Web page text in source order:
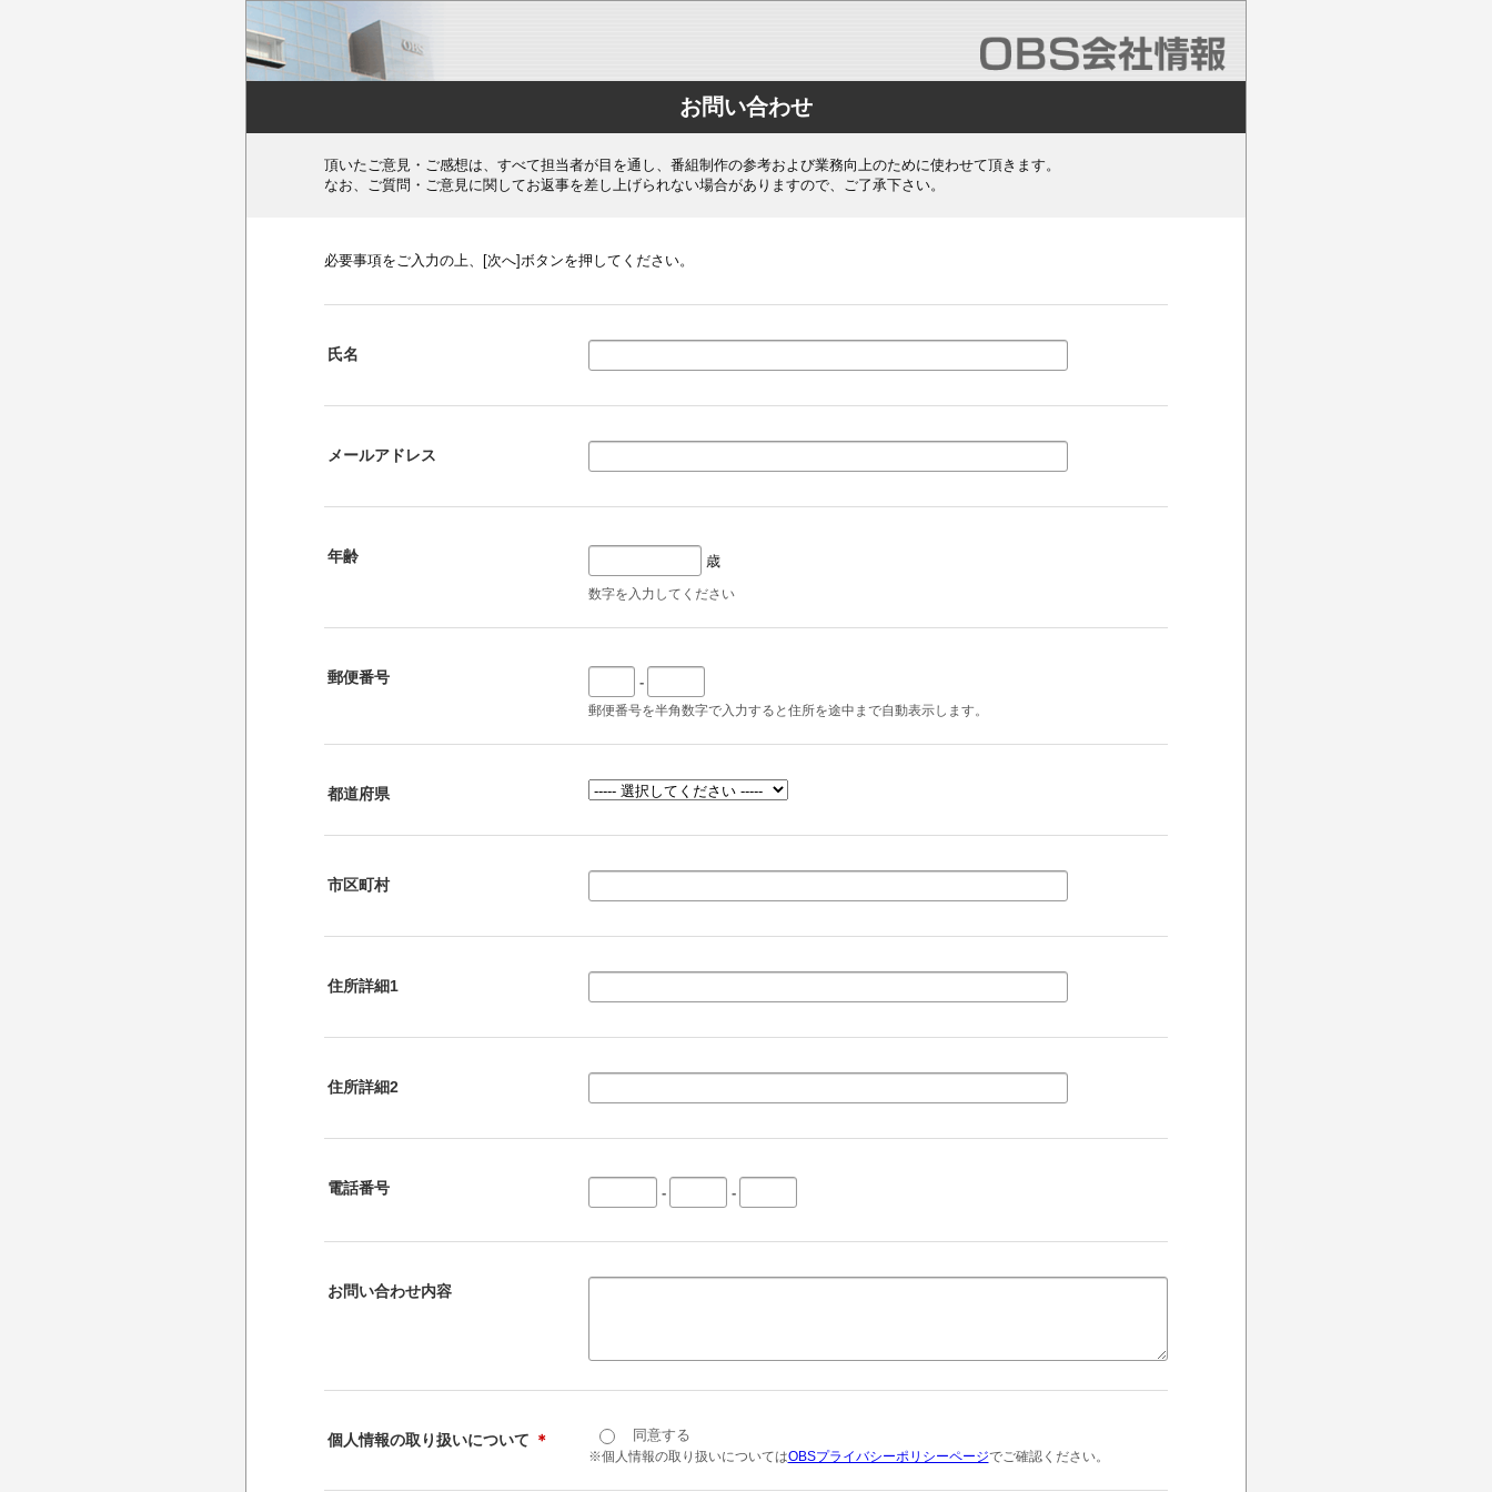
お問い合わせ
頂いたご意見・ご感想は、すべて担当者が目を通し、番組制作の参考および業務向上のために使わせて頂きます。
なお、ご質問・ご意見に関してお返事を差し上げられない場合がありますので、ご了承下さい。
必要事項をご入力の上、[次へ]ボタンを押してください。
氏名
メールアドレス
年齢 歳
数字を入力してください
郵便番号 -
郵便番号を半角数字で入力すると住所を途中まで自動表示します。
都道府県
市区町村
住所詳細1
住所詳細2
電話番号 - -
お問い合わせ内容
個人情報の取り扱いについて ＊ 同意する
※個人情報の取り扱いについてはOBSプライバシーポリシーページでご確認ください。